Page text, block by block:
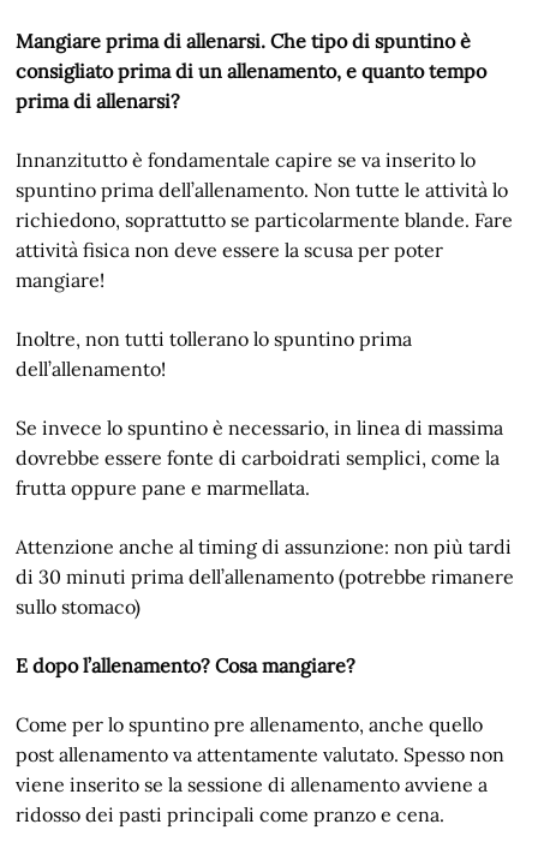
Mangiare prima di allenarsi. Che tipo di spuntino è
consigliato prima di un allenamento, e quanto tempo
prima di allenarsi?
Innanzitutto è fondamentale capire se va inserito lo
spuntino prima dell’allenamento. Non tutte le attività lo
richiedono, soprattutto se particolarmente blande. Fare
attività fisica non deve essere la scusa per poter
mangiare!
Inoltre, non tutti tollerano lo spuntino prima
dell’allenamento!
Se invece lo spuntino è necessario, in linea di massima
dovrebbe essere fonte di carboidrati semplici, come la
frutta oppure pane e marmellata.
Attenzione anche al timing di assunzione: non più tardi
di 30 minuti prima dell’allenamento (potrebbe rimanere
sullo stomaco)
E dopo l’allenamento? Cosa mangiare?
Come per lo spuntino pre allenamento, anche quello
post allenamento va attentamente valutato. Spesso non
viene inserito se la sessione di allenamento avviene a
ridosso dei pasti principali come pranzo e cena.